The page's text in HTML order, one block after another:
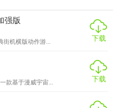
剧情向单机游戏的玩家。推
最佳画质，新手可从训练模
式。系列粉丝不可错过经典
掘！
强版
街机横版动作游...
下载
款基于漫威宇宙...
下载